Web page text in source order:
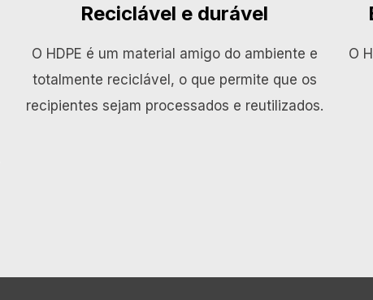
Reciclável e durável
O HDPE é um material amigo do ambiente e
totalmente reciclável, o que permite que os
recipientes sejam processados e reutilizados.
O